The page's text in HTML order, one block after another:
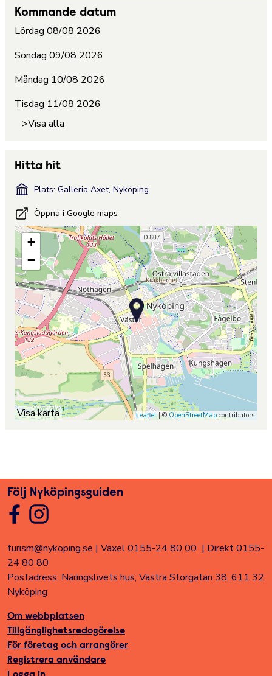
Kommande datum
Lördag 08/08 2026
Söndag 09/08 2026
Måndag 10/08 2026
Tisdag 11/08 2026
>Visa alla
Hitta hit
Plats: Galleria Axet, Nyköping
Öppna i Google maps
+
−
Leaflet| ©OpenStreetMap contributors
Visa karta
Följ Nyköpingsguiden
turism@nykoping.se | Växel 0155-24 80 00 | Direkt 0155-
24 80 80
Postadress: Näringslivets hus, Västra Storgatan 38, 611 32
Nyköping
Om webbplatsen
Tillgänglighetsredogörelse
För företag och arrangörer
Registrera användare